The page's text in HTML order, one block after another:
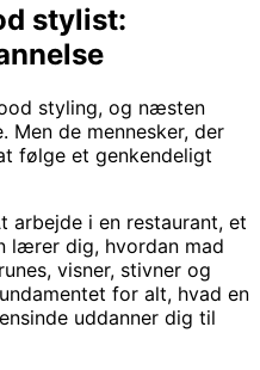
stylist:
styling, og næsten
Men de mennesker, der
følge et genkendeligt
arbejde i en restaurant, et
lærer dig, hvordan mad
visner, stivner og
for alt, hvad en
uddanner dig til